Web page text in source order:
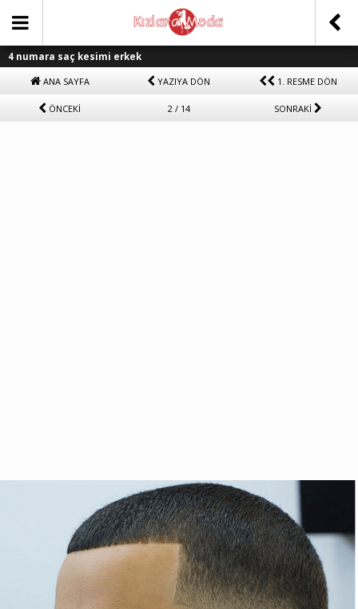
4 numara saç kesimi erkek
ANA SAYFA YAZIYA DÖN 1. RESME DÖN
ÖNCEKİ 2 / 14 SONRAKİ